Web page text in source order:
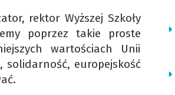
rektor Wyższej Szkoły
poprzez takie proste
wartościach Unii
solidarność, europejskość